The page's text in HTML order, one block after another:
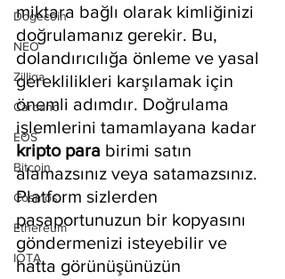
Dogecoin
NEO
Zilliqa
Cardano
EOS
Bitcoin
Cosmos
Ethereum
IOTA
miktara bağlı olarak kimliğinizi
doğrulamanız gerekir. Bu,
dolandırıcılığa önleme ve yasal
gereklilikleri karşılamak için
önemli adımdır. Doğrulama
işlemlerini tamamlayana kadar
kripto para birimi satın
alamazsınız veya satamazsınız.
Platform sizlerden
pasaportunuzun bir kopyasını
göndermenizi isteyebilir ve
hatta görünüşünüzün